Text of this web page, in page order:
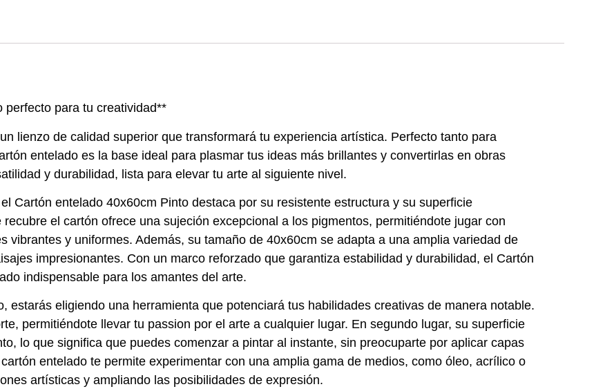
perfecto para tu creatividad**
lienzo de calidad superior que transformará tu experiencia artística. Perfecto tanto para
entelado es la base ideal para plasmar tus ideas más brillantes y convertirlas en obras
y durabilidad, lista para elevar tu arte al siguiente nivel.
Cartón entelado 40x60cm Pinto destaca por su resistente estructura y su superficie
el cartón ofrece una sujeción excepcional a los pigmentos, permitiéndote jugar con
vibrantes y uniformes. Además, su tamaño de 40x60cm se adapta a una amplia variedad de
impresionantes. Con un marco reforzado que garantiza estabilidad y durabilidad, el Cartón
indispensable para los amantes del arte.
estarás eligiendo una herramienta que potenciará tus habilidades creativas de manera notable.
permitiéndote llevar tu passion por el arte a cualquier lugar. En segundo lugar, su superficie
lo que significa que puedes comenzar a pintar al instante, sin preocuparte por aplicar capas
entelado te permite experimentar con una amplia gama de medios, como óleo, acrílico o
artísticas y ampliando las posibilidades de expresión.